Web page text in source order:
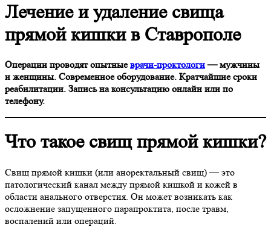
Лечение и удаление свища
прямой кишки в Ставрополе
Операции проводят опытныеврачи-проктологи— мужчины
и женщины. Современное оборудование. Кратчайшие сроки
реабилитации. Запись на консультацию онлайн или по
телефону.
Что такое свищ прямой кишки?
Свищ прямой кишки (или аноректальный свищ) — это
патологический канал между прямой кишкой и кожей в
области анального отверстия. Он может возникать как
осложнение запущенного парапроктита, после травм,
воспалений или операций.